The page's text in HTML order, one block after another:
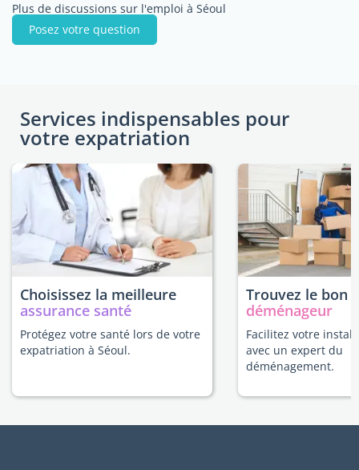
Plus de discussions sur l'emploi à Séoul
Posez votre question
Services indispensables pour
votre expatriation
Choisissez la meilleure
assurance santé
Protégez votre santé lors de votre
expatriation à Séoul.
Trouvez le bon
déménageur
Facilitez votre
avec un expert du
déménagement.